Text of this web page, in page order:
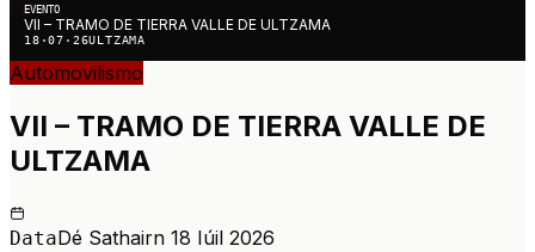
EVENTO
VII – TRAMO DE TIERRA VALLE DE ULTZAMA
18·07·26ULTZAMA
Automovilismo
VII – TRAMO DE TIERRA VALLE DE
ULTZAMA
DataDé Sathairn 18 Iúil 2026